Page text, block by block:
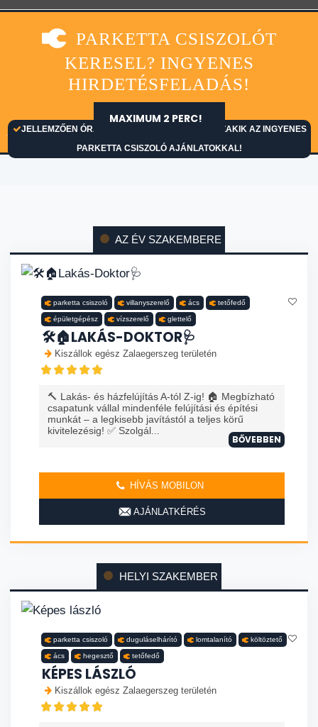
PARKETTA CSISZOLÓT
KERESEL? INGYENES
HIRDETÉSFELADÁS!
JELLEMZŐEN ÓRÁKON BELÜL ÉREKEZNEK A SZAKIK AZ INGYENES
PARKETTA CSISZOLÓ AJÁNLATOKKAL!
MAXIMUM 2 PERC!
AZ ÉV SZAKEMBERE
parketta csiszoló villanyszerelő ács tetőfedő
épületgépész vízszerelő glettelő
🛠️🏠LAKÁS-DOKTOR🩺
Kiszállok egész Zalaegerszeg területén
🔨 Lakás- és házfelújítás A-tól Z-ig! 🏠 Megbízható
csapatunk vállal mindenféle felújítási és építési
munkát – a legkisebb javítástól a teljes körű
kivitelezésig! ✅ Szolgál...
BŐVEBBEN
HÍVÁS MOBILON
AJÁNLATKÉRÉS
HELYI SZAKEMBER
parketta csiszoló duguláselhárító lomtalanító költöztető
ács hegesztő tetőfedő
KÉPES LÁSZLÓ
Kiszállok egész Zalaegerszeg területén